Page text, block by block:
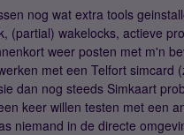
nog wat extra tools
(partial) wakelocks, actieve
weer posten met m'n
met een Telfort simcard
dan nog steeds Simkaart
keer willen testen met een
niemand in de directe